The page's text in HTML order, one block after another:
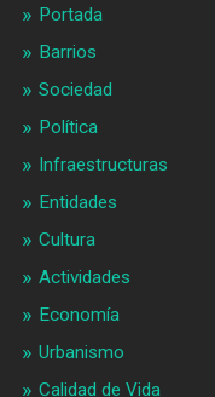
Portada
Barrios
Sociedad
Política
Infraestructuras
Entidades
Cultura
Actividades
Economía
Urbanismo
Calidad de Vida